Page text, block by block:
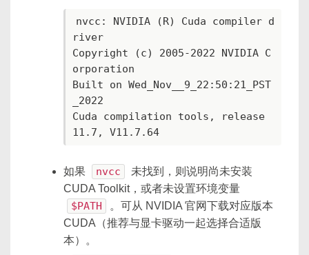
nvcc: NVIDIA (R) Cuda compiler d
river
Copyright (c) 2005-2022 NVIDIA C
orporation
Built on Wed_Nov__9_22:50:21_PST
_2022
Cuda compilation tools, release
11.7, V11.7.64
如果 nvcc
未找到，则说明尚未安装
CUDA Toolkit，或者未设置环境变量
$PATH
。可从 NVIDIA 官网下载对应版本
CUDA（推荐与显卡驱动一起选择合适版
本）。